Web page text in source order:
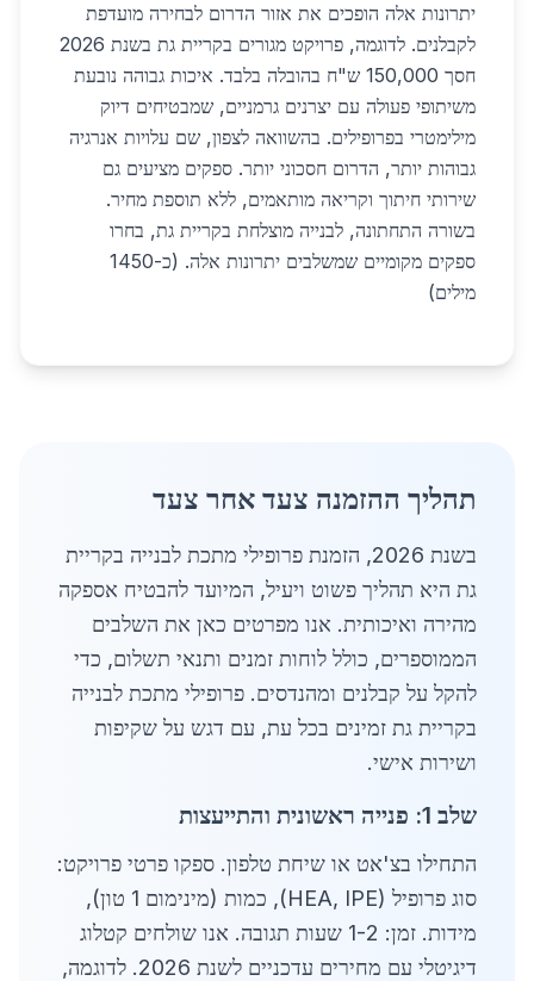
יתרונות אלה הופכים את אזור הדרום לבחירה מועדפת
לקבלנים. לדוגמה, פרויקט מגורים בקריית גת בשנת 2026
חסך 150,000 ש"ח בהובלה בלבד. איכות גבוהה נובעת
משיתופי פעולה עם יצרנים גרמניים, שמבטיחים דיוק
מילימטרי בפרופילים. בהשוואה לצפון, שם עלויות אנרגיה
גבוהות יותר, הדרום חסכוני יותר. ספקים מציעים גם
שירותי חיתוך וקריאה מותאמים, ללא תוספת מחיר.
בשורה התחתונה, לבנייה מוצלחת בקריית גת, בחרו
ספקים מקומיים שמשלבים יתרונות אלה. (כ-1450
מילים)
תהליך ההזמנה צעד אחר צעד
בשנת 2026, הזמנת פרופילי מתכת לבנייה בקריית
גת היא תהליך פשוט ויעיל, המיועד להבטיח אספקה
מהירה ואיכותית. אנו מפרטים כאן את השלבים
הממוספרים, כולל לוחות זמנים ותנאי תשלום, כדי
להקל על קבלנים ומהנדסים. פרופילי מתכת לבנייה
בקריית גת זמינים בכל עת, עם דגש על שקיפות
ושירות אישי.
שלב 1: פנייה ראשונית והתייעצות
התחילו בצ'אט או שיחת טלפון. ספקו פרטי פרויקט:
סוג פרופיל (HEA, IPE), כמות (מינימום 1 טון),
מידות. זמן: 1-2 שעות תגובה. אנו שולחים קטלוג
דיגיטלי עם מחירים עדכניים לשנת 2026. לדוגמה,